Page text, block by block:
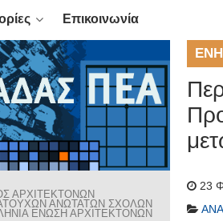
Επικοινωνία
ΑΡΧΙΤΕΚΤΟΝΩΝ
ΑΝΩΤΑΤΩΝ ΣΧΟΛΩΝ
ΕΝΩΣΗ ΑΡΧΙΤΕΚΤΟΝΩΝ
23